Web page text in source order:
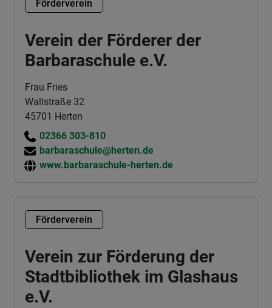
Förderverein
Verein der Förderer der
Barbaraschule e.V.
Frau Fries
Wallstraße 32
45701 Herten
02366 303-810
barbaraschule@herten.de
www.barbaraschule-herten.de
Förderverein
Verein zur Förderung der
Stadtbibliothek im Glashaus
e.V.